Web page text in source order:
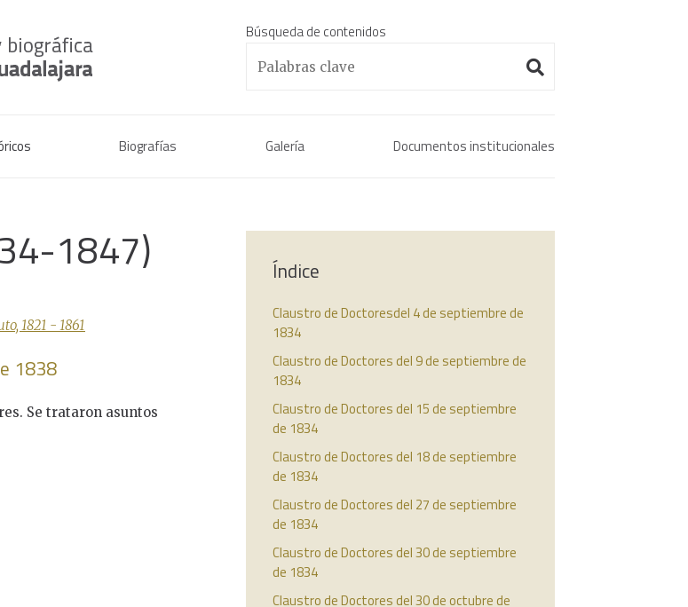
Búsqueda de contenidos
Biografías Galería Documentos institucionales
Índice
Claustro de Doctoresdel 4 de septiembre de
1834
Claustro de Doctores del 9 de septiembre de
1834
Claustro de Doctores del 15 de septiembre
de 1834
Claustro de Doctores del 18 de septiembre
de 1834
Claustro de Doctores del 27 de septiembre
de 1834
Claustro de Doctores del 30 de septiembre
de 1834
Claustro de Doctores del 30 de octubre de
1847)
1821 - 1861
1838
Se trataron asuntos